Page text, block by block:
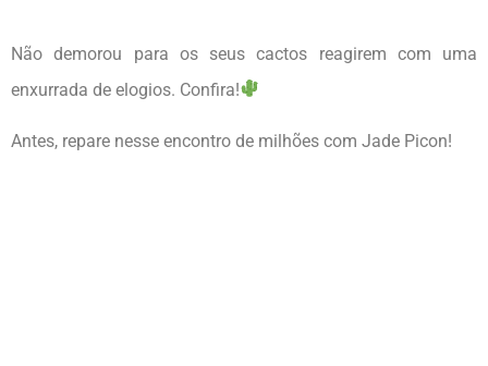
Não demorou para os seus cactos reagirem com uma
enxurrada de elogios. Confira!
Antes, repare nesse encontro de milhões com Jade Picon!